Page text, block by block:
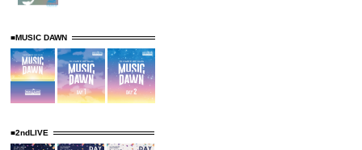
■MUSIC DAWN
■2ndLIVE